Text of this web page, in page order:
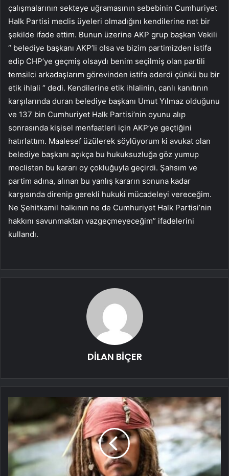
çalışmalarının sekteye uğramasının sebebinin Cumhuriyet
Halk Partisi meclis üyeleri olmadığını kendilerine net bir
şekilde ifade ettim. Bunun üzerine AKP grup başkan Vekili
“ belediye başkanı AKP’li olsa ve bizim partimizden istifa
edip CHP’ye geçmiş olsaydı benim seçilmiş olan partili
temsilci arkadaşlarım görevinden istifa ederdi çünkü bu bir
etik ihlali “ dedi. Kendilerine etik ihlalinin, canlı kanıtının
karşılarında duran belediye başkanı Umut Yılmaz olduğunu
ve 137 bin Cumhuriyet Halk Partisi’nin oyunu alıp
sonrasında kişisel menfaatleri için AKP’ye geçtiğini
hatırlattım. Maalesef üzülerek söylüyorum ki avukat olan
belediye başkanı açıkça bu hukuksuzluğa göz yumup
meclisten bu kararı oy çokluğuyla geçirdi. Şahsım ve
partim adına, alınan bu yanlış kararın sonuna kadar
karşısında direnip gerekli hukuki mücadeleyi vereceğim.
Ne Şehitkamil halkının ne de Cumhuriyet Halk Partisi’nin
hakkını savunmaktan vazgeçmeyeceğim” ifadelerini
kullandı.
DİLAN BİÇER